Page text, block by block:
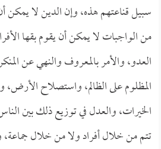
سبيل قناعتهم هذه، وإن الدين لا يمكن
من الواجبات لا يمكن أن يقوم بقها
العدو، والأمر بالمعروف والنهي عن
المظلوم على الظالم، واستصلاح
الخيرات، والعدل في توزيع ذلك بين
تتم من خلال أفراد ولا من خلال جماعة،